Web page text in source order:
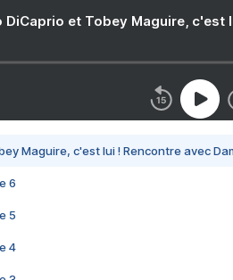
DiCaprio et Tobey Maguire, c'est
Maguire, c'est lui ! Rencontre avec
6
5
4